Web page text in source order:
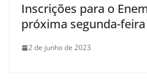
Inscrições para o
próxima segunda-feira
2 de junho de 2023